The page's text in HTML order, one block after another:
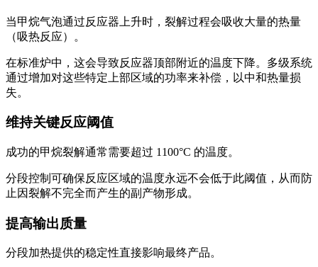
当甲烷气泡通过反应器上升时，裂解过程会吸收大量的热量
（吸热反应）。
在标准炉中，这会导致反应器顶部附近的温度下降。多级系统
通过增加对这些特定上部区域的功率来补偿，以中和热量损
失。
维持关键反应阈值
成功的甲烷裂解通常需要超过 1100°C 的温度。
分段控制可确保反应区域的温度永远不会低于此阈值，从而防
止因裂解不完全而产生的副产物形成。
提高输出质量
分段加热提供的稳定性直接影响最终产品。